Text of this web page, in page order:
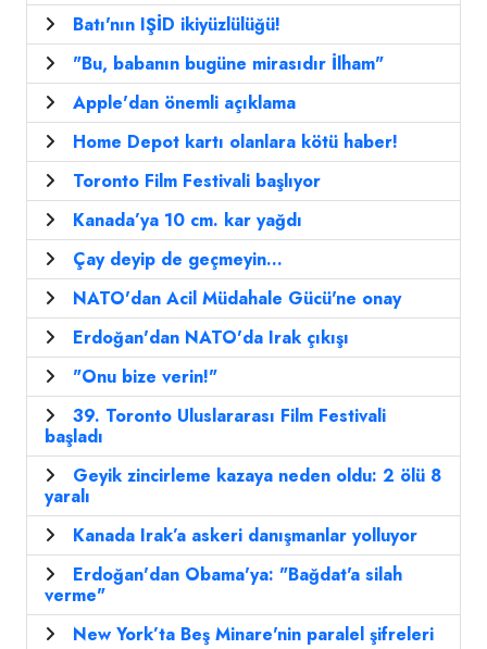
Batı'nın IŞİD ikiyüzlülüğü!
"Bu, babanın bugüne mirasıdır İlham"
Apple'dan önemli açıklama
Home Depot kartı olanlara kötü haber!
Toronto Film Festivali başlıyor
Kanada’ya 10 cm. kar yağdı
Çay deyip de geçmeyin...
NATO'dan Acil Müdahale Gücü'ne onay
Erdoğan'dan NATO'da Irak çıkışı
"Onu bize verin!"
39. Toronto Uluslararası Film Festivali
başladı
Geyik zincirleme kazaya neden oldu: 2 ölü 8
yaralı
Kanada Irak’a askeri danışmanlar yolluyor
Erdoğan'dan Obama'ya: "Bağdat'a silah
verme"
New York’ta Beş Minare'nin paralel şifreleri